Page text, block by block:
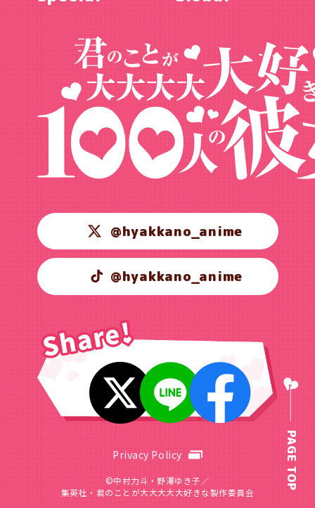
@hyakkano_anime
@hyakkano_anime
Privacy Policy
©中村力斗・野澤ゆき子／
集英社・君のことが大大大大大好きな製作委員会
PAGE TOP